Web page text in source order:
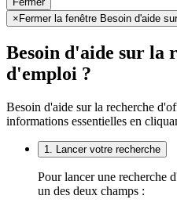
× Fermer la fenêtre Besoin d'aide
Besoin d'aide sur la
d'emploi ?
Besoin d'aide sur la recherche
informations essentielles en
1. Lancer votre recherche
Pour lancer une recherche
un des deux champs :